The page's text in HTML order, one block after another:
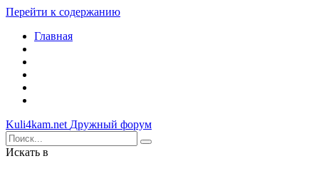
Перейти к содержанию
Главная
Kuli4kam.net Дружный форум
Искать в